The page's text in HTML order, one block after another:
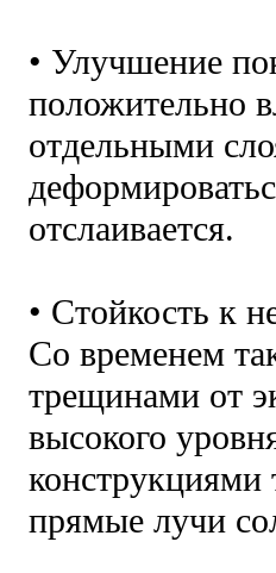
• Улучшение
положительно
отдельными
отслаивается.
• Стойкость к
Со временем
трещинами от
высокого
конструкциями
прямые лучи